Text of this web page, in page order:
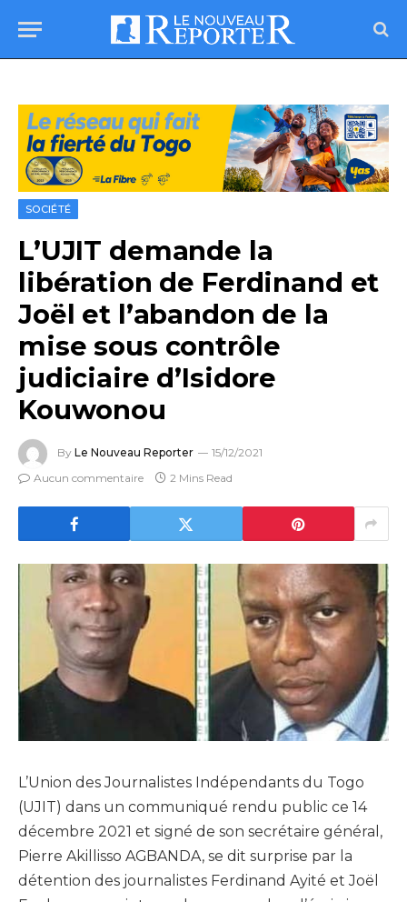
SOCIÉTÉ
L’UJIT demande la
libération de Ferdinand et
Joël et l’abandon de la
mise sous contrôle
judiciaire d’Isidore
Kouwonou
By Le Nouveau Reporter
15/12/2021
Aucun commentaire
2 Mins Read
L’Union des Journalistes Indépendants du Togo
(UJIT) dans un communiqué rendu public ce 14
décembre 2021 et signé de son secrétaire général,
Pierre Akillisso AGBANDA, se dit surprise par la
détention des journalistes Ferdinand Ayité et Joël